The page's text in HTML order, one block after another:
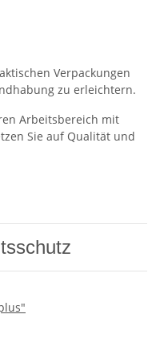
Verpackungen
zu erleichtern.
Arbeitsbereich mit
Sie auf Qualität und